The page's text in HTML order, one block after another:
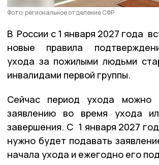
Фото: региональное отделение СФР
В России с 1 января 2027 года
новые правила
ухода за пожилыми людьми
инвалидами первой группы.
Сейчас период ухода можно
заявлению во время ухода
завершения. С 1 января 2027
нужно будет подавать
начала ухода и ежегодно его